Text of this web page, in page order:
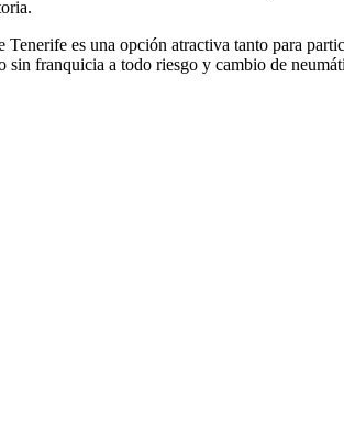
es una opción atractiva tanto para
franquicia a todo riesgo y cambio de